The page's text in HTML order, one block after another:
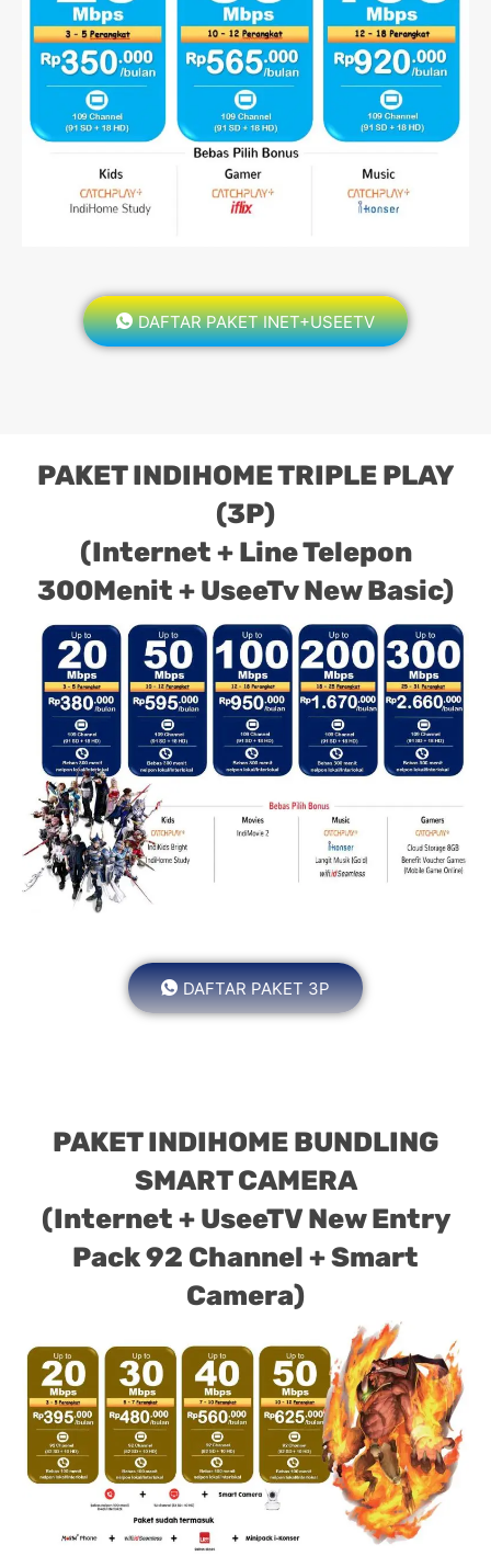
DAFTAR PAKET INET+USEETV
PAKET INDIHOME TRIPLE PLAY
(3P)
(Internet + Line Telepon
300Menit + UseeTv New Basic)
DAFTAR PAKET 3P
PAKET INDIHOME BUNDLING
SMART CAMERA
(Internet + UseeTV New Entry
Pack 92 Channel + Smart
Camera)